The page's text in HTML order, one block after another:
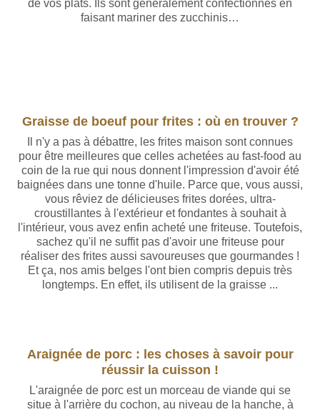
de vos plats. Ils sont généralement confectionnés en
faisant mariner des zucchinis…
Graisse de boeuf pour frites : où en trouver ?
Il n'y a pas à débattre, les frites maison sont connues
pour être meilleures que celles achetées au fast-food au
coin de la rue qui nous donnent l'impression d'avoir été
baignées dans une tonne d'huile. Parce que, vous aussi,
vous rêviez de délicieuses frites dorées, ultra-
croustillantes à l'extérieur et fondantes à souhait à
l'intérieur, vous avez enfin acheté une friteuse. Toutefois,
sachez qu'il ne suffit pas d'avoir une friteuse pour
réaliser des frites aussi savoureuses que gourmandes !
Et ça, nos amis belges l'ont bien compris depuis très
longtemps. En effet, ils utilisent de la graisse ...
Araignée de porc : les choses à savoir pour
réussir la cuisson !
L'araignée de porc est un morceau de viande qui se
situe à l'arrière du cochon, au niveau de la hanche, à